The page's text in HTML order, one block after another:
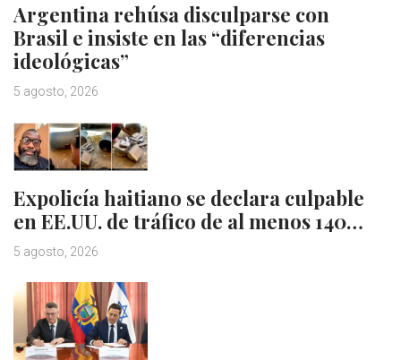
Argentina rehúsa disculparse con
Brasil e insiste en las “diferencias
ideológicas”
5 agosto, 2026
Expolicía haitiano se declara culpable
en EE.UU. de tráfico de al menos 140…
5 agosto, 2026